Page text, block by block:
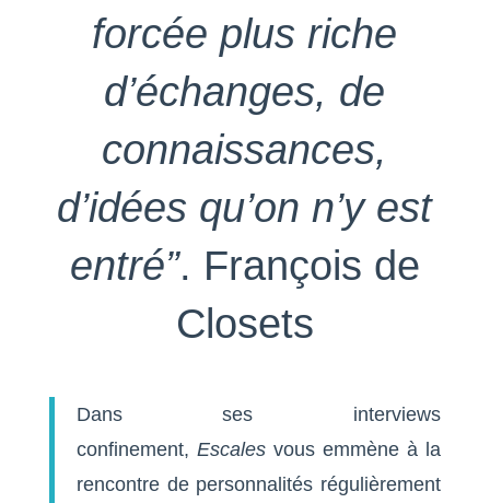
forcée plus riche
d’échanges, de
connaissances,
d’idées qu’on n’y est
entré”. François de
Closets
Dans ses interviews
confinement, Escalesvous emmène à la
rencontre de personnalités régulièrement